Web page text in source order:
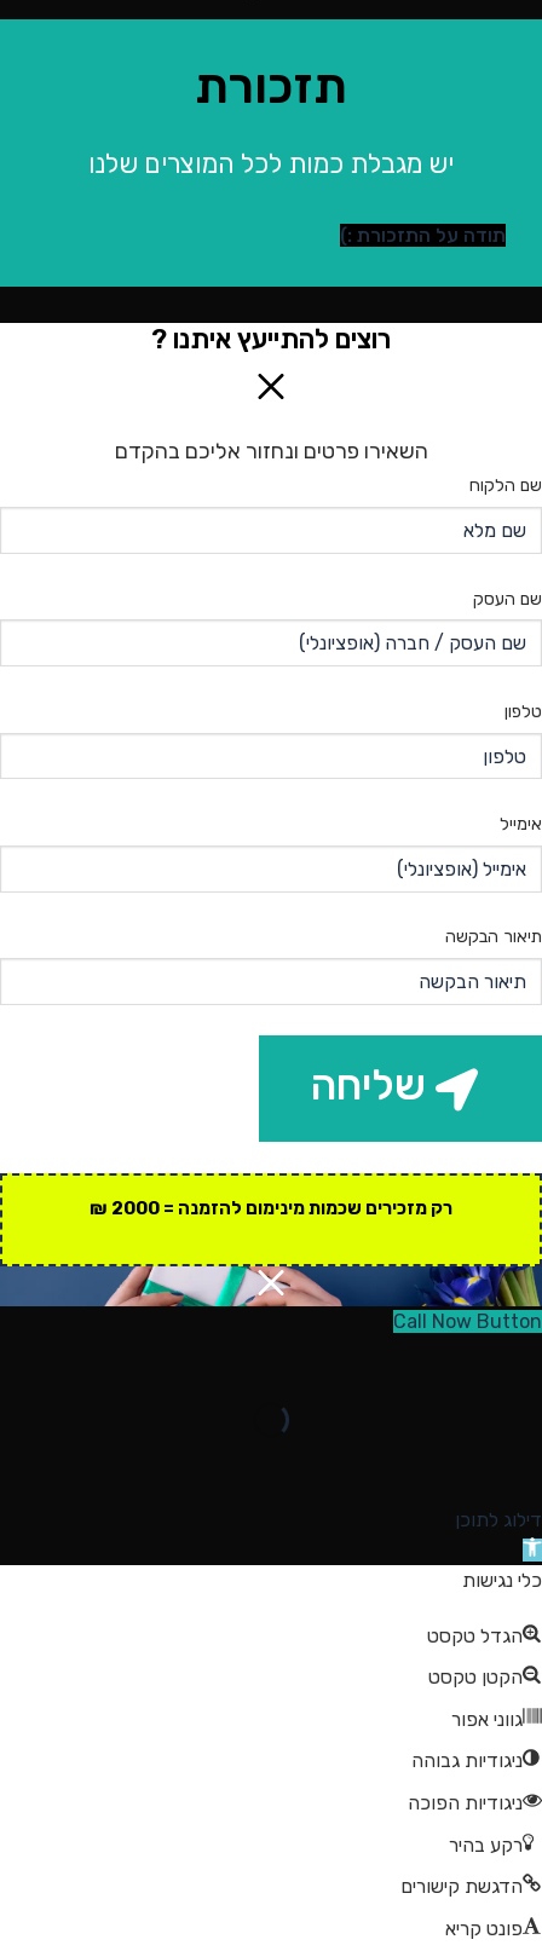
תזכורת
יש מגבלת כמות לכל המוצרים שלנו
תודה על התזכורת :)
רוצים להתייעץ איתנו ?
השאירו פרטים ונחזור אליכם בהקדם
שם הלקוח
שם העסק
טלפון
אימייל
תיאור הבקשה
שליחה
רק מזכירים שכמות מינימום להזמנה = 2000 ₪
Call Now Button
דילוג לתוכן
פתח
סרגל
כלי נגישות
הגדל טקסט
הקטן טקסט
גווני אפור
ניגודיות גבוהה
ניגודיות הפוכה
רקע בהיר
הדגשת קישורים
פונט קריא